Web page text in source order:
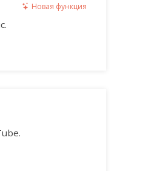
Новая функция